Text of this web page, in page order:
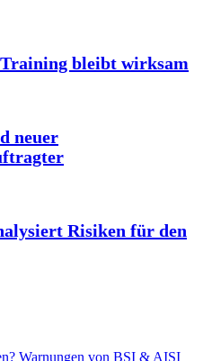
bleibt wirksam
neuer
Risiken für den